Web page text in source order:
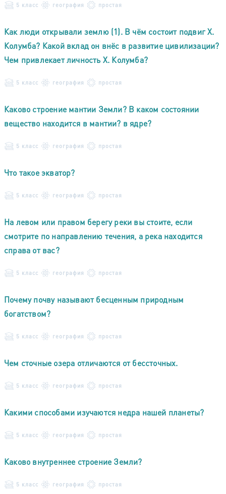
5 класс география простая
Как люди открывали землю (1). В чём состоит подвиг X.
Колумба? Какой вклад он внёс в развитие цивилизации?
Чем привлекает личность X. Колумба?
5 класс география простая
Каково строение мантии Земли? В каком состоянии
вещество находится в мантии? в ядре?
5 класс география простая
Что такое экватор?
5 класс география простая
На левом или правом берегу реки вы стоите, если
смотрите по направлению течения, а река находится
справа от вас?
5 класс география простая
Почему почву называют бесценным природным
богатством?
5 класс география простая
Чем сточные озера отличаются от бессточных.
5 класс география простая
Какими способами изучаются недра нашей планеты?
5 класс география простая
Каково внутреннее строение Земли?
5 класс география простая